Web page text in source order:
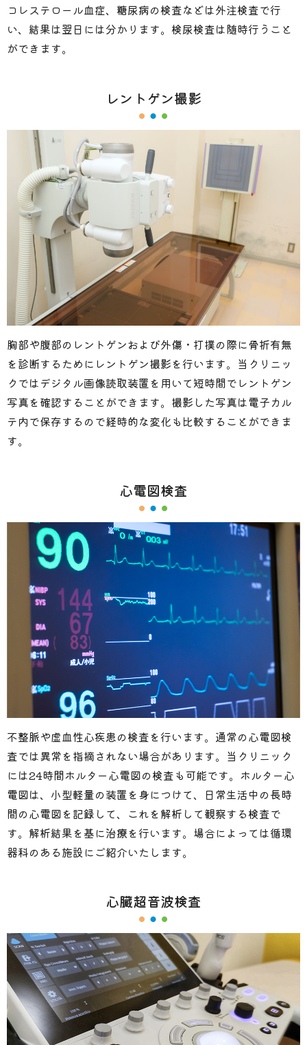
コレステロール血症、糖尿病の検査などは外注検査で行
い、結果は翌日には分かります。検尿検査は随時行うこと
ができます。
レントゲン撮影
胸部や腹部のレントゲンおよび外傷・打撲の際に骨折有無
を診断するためにレントゲン撮影を行います。当クリニッ
クではデジタル画像読取装置を用いて短時間でレントゲン
写真を確認することができます。撮影した写真は電子カル
テ内で保存するので経時的な変化も比較することができま
す。
心電図検査
不整脈や虚血性心疾患の検査を行います。通常の心電図検
査では異常を指摘されない場合があります。当クリニック
には24時間ホルター心電図の検査も可能です。ホルター心
電図は、小型軽量の装置を身につけて、日常生活中の長時
間の心電図を記録して、これを解析して観察する検査で
す。解析結果を基に治療を行います。場合によっては循環
器科のある施設にご紹介いたします。
心臓超音波検査